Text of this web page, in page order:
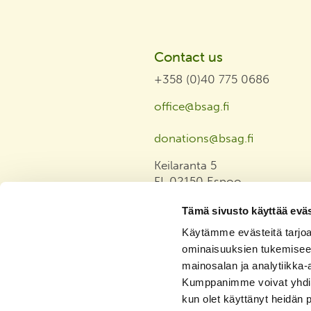
Tämä sivusto käyttää
Käytämme evästeitä
ominaisuuksien
mainosalan ja
Kumppanimme voivat
kun olet käyttänyt heidän
Contact us
+358 (0)40 775 0686
office@bsag.fi
donations@bsag.fi
Keilaranta 5
FI-02150 Espoo
Privacy Statement
Tasa-arvo ja yhdenvertaisuus
julkilausuma